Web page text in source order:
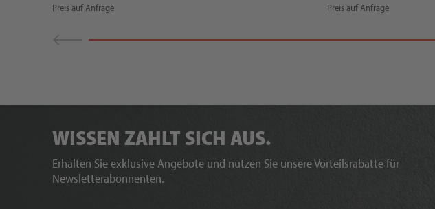
Preis auf Anfrage Preis auf Anfrage
WISSEN ZAHLT SICH AUS.
Erhalten Sie exklusive Angebote und nutzen Sie unsere Vorteilsrabatte für
Newsletterabonnenten.